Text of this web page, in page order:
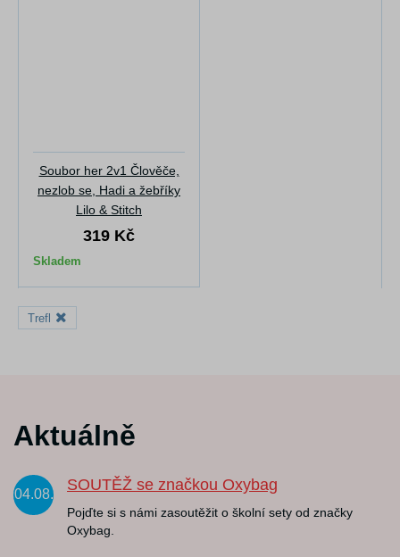
Soubor her 2v1 Člověče,
nezlob se, Hadi a žebříky
Lilo & Stitch
319 Kč
Skladem
Trefl
Aktuálně
04.08.
SOUTĚŽ se značkou Oxybag
Pojďte si s námi zasoutěžit o školní sety od značky
Oxybag.